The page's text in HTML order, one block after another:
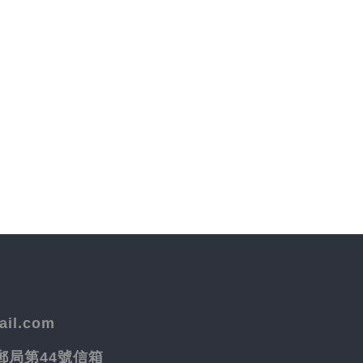
局第44號信箱